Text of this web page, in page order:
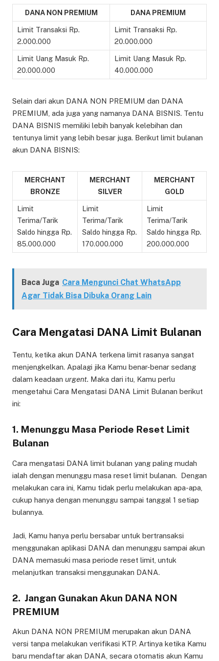
DANA NON PREMIUM DANA PREMIUM
Limit Transaksi Rp.
2.000.000
Limit Transaksi Rp.
20.000.000
Limit Uang Masuk Rp.
20.000.000
Limit Uang Masuk Rp.
40.000.000
Selain dari akun DANA NON PREMIUM dan DANA
PREMIUM, ada juga yang namanya DANA BISNIS. Tentu
DANA BISNIS memiliki lebih banyak kelebihan dan
tentunya limit yang lebih besar juga. Berikut limit bulanan
akun DANA BISNIS:
MERCHANT
BRONZE
MERCHANT
SILVER
MERCHANT
GOLD
Limit
Terima/Tarik
Saldo hingga Rp.
85.000.000
Limit
Terima/Tarik
Saldo hingga Rp.
170.000.000
Limit
Terima/Tarik
Saldo hingga Rp.
200.000.000
Baca Juga Cara Mengunci Chat WhatsApp
Agar Tidak Bisa Dibuka Orang Lain
Cara Mengatasi DANA Limit Bulanan
Tentu, ketika akun DANA terkena limit rasanya sangat
menjengkelkan. Apalagi jika Kamu benar-benar sedang
dalam keadaan urgent. Maka dari itu, Kamu perlu
mengetahui Cara Mengatasi DANA Limit Bulanan berikut
ini:
1. Menunggu Masa Periode Reset Limit
Bulanan
Cara mengatasi DANA limit bulanan yang paling mudah
ialah dengan menunggu masa reset limit bulanan. Dengan
melakukan cara ini, Kamu tidak perlu melakukan apa-apa,
cukup hanya dengan menunggu sampai tanggal 1 setiap
bulannya.
Jadi, Kamu hanya perlu bersabar untuk bertransaksi
menggunakan aplikasi DANA dan menunggu sampai akun
DANA memasuki masa periode reset limit, untuk
melanjutkan transaksi menggunakan DANA.
2. Jangan Gunakan Akun DANA NON
PREMIUM
Akun DANA NON PREMIUM merupakan akun DANA
versi tanpa melakukan verifikasi KTP. Artinya ketika Kamu
baru mendaftar akan DANA, secara otomatis akun Kamu